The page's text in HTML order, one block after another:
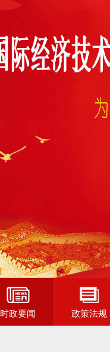
时政要闻 政策法规